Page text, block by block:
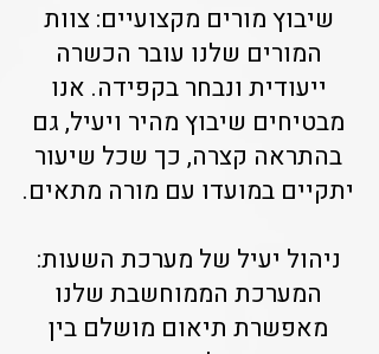
שיבוץ מורים מקצועיים: צוות
המורים שלנו עובר הכשרה
ייעודית ונבחר בקפידה. אנו
מבטיחים שיבוץ מהיר ויעיל, גם
בהתראה קצרה, כך שכל שיעור
יתקיים במועדו עם מורה מתאים.
ניהול יעיל של מערכת השעות:
המערכת הממוחשבת שלנו
מאפשרת תיאום מושלם בין